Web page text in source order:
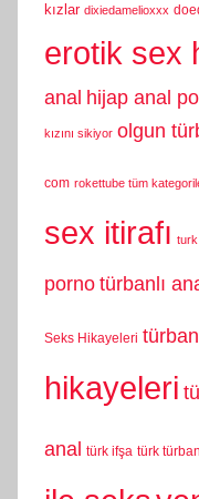
kızlar dixiedamelioxxx
erotik sex
anal hijap anal
kızını sikiyor olgun
com rokettube tüm
sex itirafı
porno türbanlı
Seks Hikayeleri
hikayeleri
anal türk ifşa türk